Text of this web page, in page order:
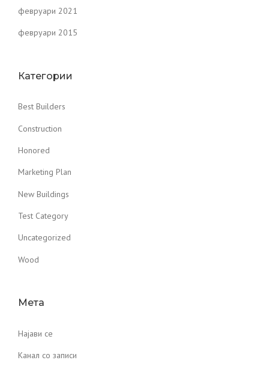
февруари 2021
февруари 2015
Категории
Best Builders
Construction
Honored
Marketing Plan
New Buildings
Test Category
Uncategorized
Wood
Мета
Најави се
Канал со записи